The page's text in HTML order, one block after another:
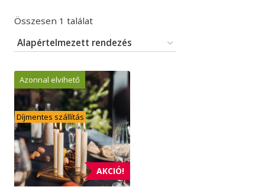
Összesen 1 találat
AKCIÓ!
Azonnal elvihető
Díjmentes szállítás